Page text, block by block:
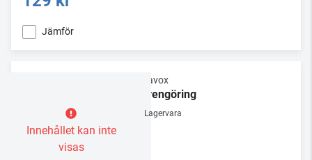
Jämför
Innehållet kan inte
visas
Dynavox
Nålrengöring
Lagervara